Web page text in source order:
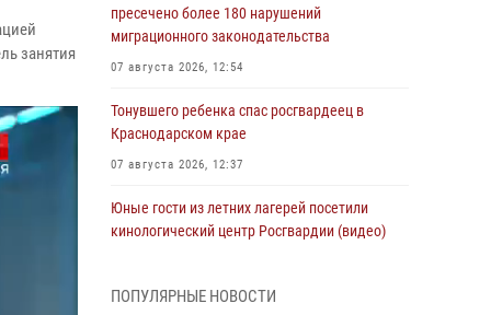
занятия
пресечено более 180 нарушений
миграционного законодательства
07 августа 2026, 12:54
Тонувшего ребенка спас росгвардеец в
Краснодарском крае
07 августа 2026, 12:37
Юные гости из летних лагерей посетили
кинологический центр Росгвардии (видео)
Ветеран войск правопорядка генерал-майор
ПОПУЛЯРНЫЕ НОВОСТИ